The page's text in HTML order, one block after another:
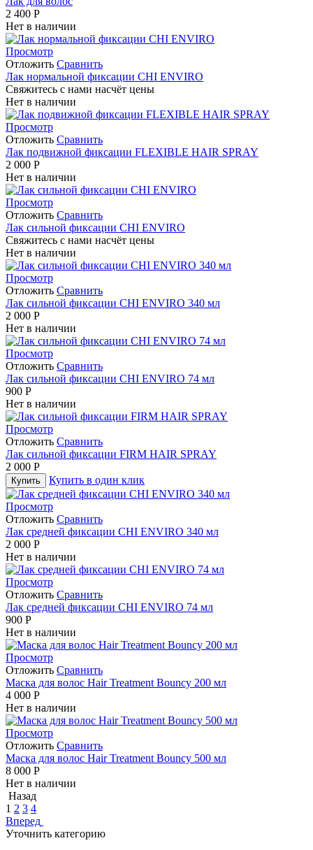
2 400 Р
Нет в наличии
Просмотр
Отложить Сравнить
Лак нормальной фиксации CHI ENVIRO
Свяжитесь с нами насчёт цены
Нет в наличии
Просмотр
Отложить Сравнить
Лак подвижной фиксации FLEXIBLE HAIR SPRAY
2 000 Р
Нет в наличии
Просмотр
Отложить Сравнить
Лак сильной фиксации CHI ENVIRO
Свяжитесь с нами насчёт цены
Нет в наличии
Просмотр
Отложить Сравнить
Лак сильной фиксации CHI ENVIRO 340 мл
2 000 Р
Нет в наличии
Просмотр
Отложить Сравнить
Лак сильной фиксации CHI ENVIRO 74 мл
900 Р
Нет в наличии
Просмотр
Отложить Сравнить
Лак сильной фиксации FIRM HAIR SPRAY
2 000 Р
Купить Купить в один клик
Просмотр
Отложить Сравнить
Лак средней фиксации CHI ENVIRO 340 мл
2 000 Р
Нет в наличии
Просмотр
Отложить Сравнить
Лак средней фиксации CHI ENVIRO 74 мл
900 Р
Нет в наличии
Просмотр
Отложить Сравнить
Маска для волос Hair Treatment Bouncy 200 мл
4 000 Р
Нет в наличии
Просмотр
Отложить Сравнить
Маска для волос Hair Treatment Bouncy 500 мл
8 000 Р
Нет в наличии
Назад
1 2 3 4
Вперед
Уточнить категорию